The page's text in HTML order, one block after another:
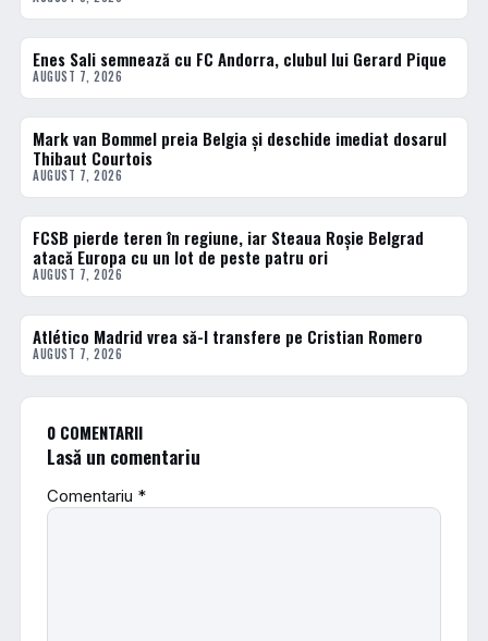
FOTBAL EXTERN
Enes Sali semnează cu FC Andorra, clubul lui Gerard Pique
AUGUST 7, 2026
FOTBAL EXTERN
Mark van Bommel preia Belgia și deschide imediat dosarul
Thibaut Courtois
AUGUST 7, 2026
FOTBAL EXTERN
FCSB pierde teren în regiune, iar Steaua Roșie Belgrad
atacă Europa cu un lot de peste patru ori
AUGUST 7, 2026
FOTBAL EXTERN
Atlético Madrid vrea să-l transfere pe Cristian Romero
AUGUST 7, 2026
0 COMENTARII
Lasă un comentariu
Comentariu *